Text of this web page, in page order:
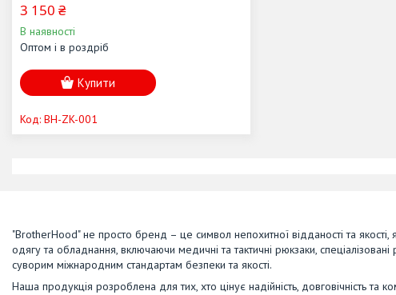
3 150 ₴
В наявності
Оптом і в роздріб
Купити
BH-ZK-001
"BrotherHood" не просто бренд – це символ непохитної відданості та якості,
одягу та обладнання, включаючи медичні та тактичні рюкзаки,
суворим міжнародним стандартам безпеки та якості.
Наша продукція розроблена для тих, хто цінує надійність, довговічність та